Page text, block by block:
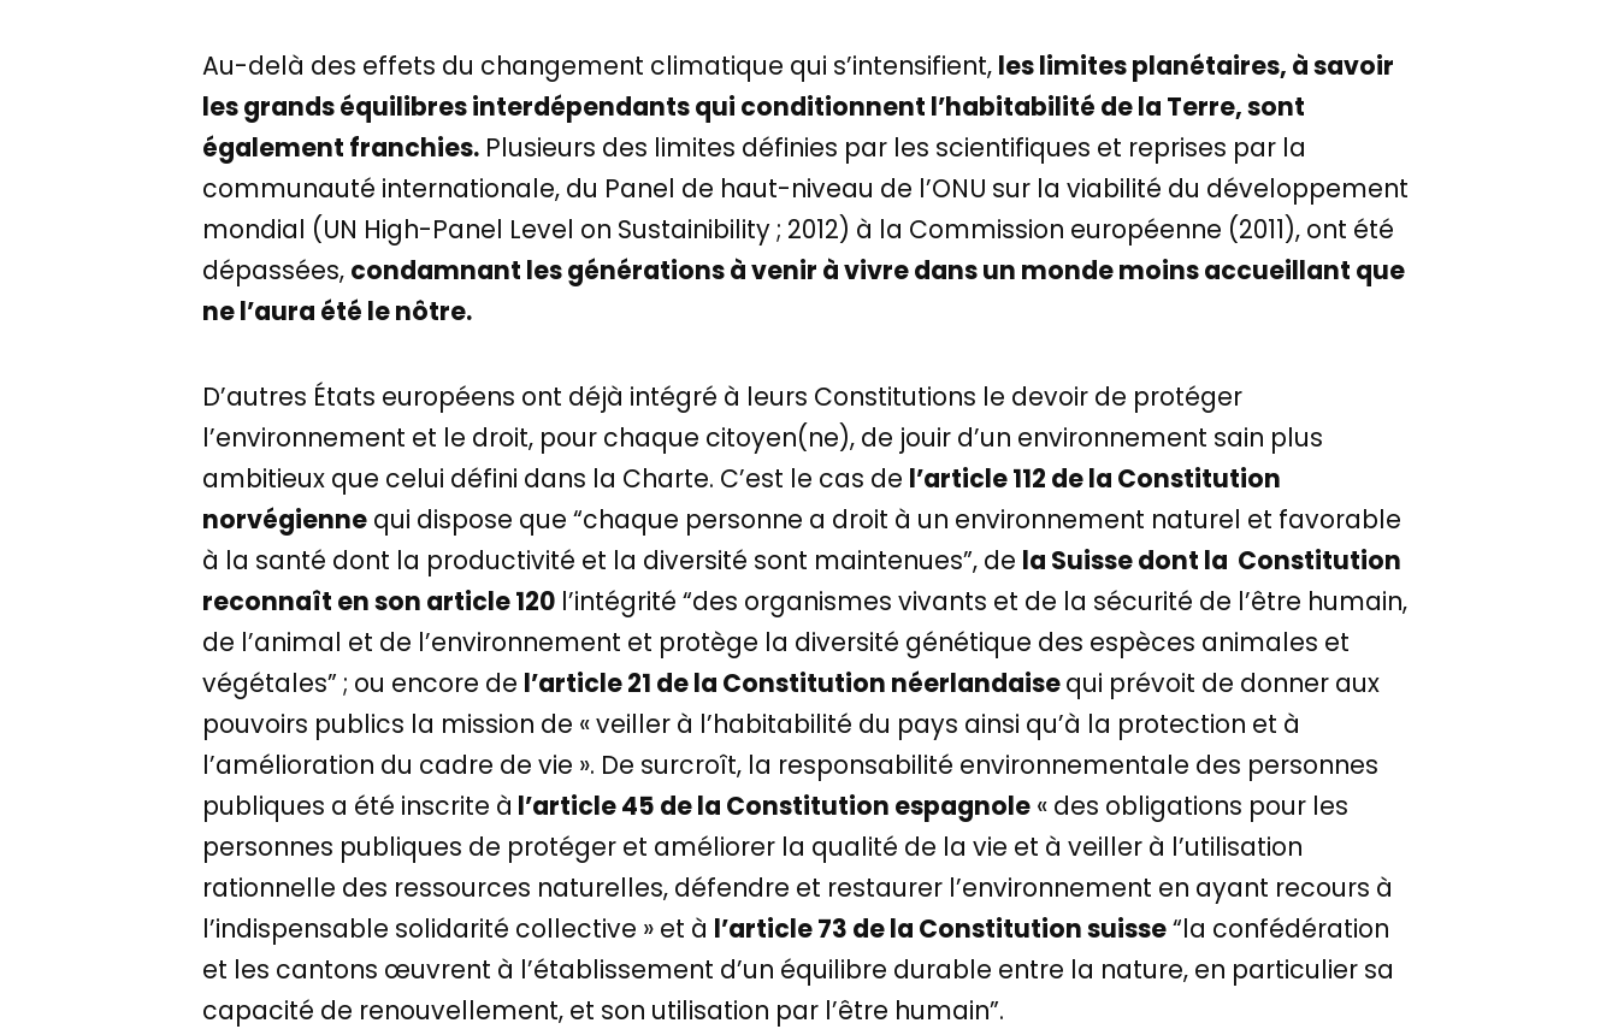
Au-delà des effets du changement climatique qui s’intensifient, les limites planétaires, à savoir
les grands équilibres interdépendants qui conditionnent l’habitabilité de la Terre, sont
également franchies. Plusieurs des limites définies par les scientifiques et reprises par la
communauté internationale, du Panel de haut-niveau de l’ONU sur la viabilité du développement
mondial (UN High-Panel Level on Sustainibility ; 2012) à la Commission européenne (2011), ont été
dépassées, condamnant les générations à venir à vivre dans un monde moins accueillant que
ne l’aura été le nôtre.
D’autres États européens ont déjà intégré à leurs Constitutions le devoir de protéger
l’environnement et le droit, pour chaque citoyen(ne), de jouir d’un environnement sain plus
ambitieux que celui défini dans la Charte. C’est le cas de l’article 112 de la Constitution
norvégienne qui dispose que “chaque personne a droit à un environnement naturel et favorable
à la santé dont la productivité et la diversité sont maintenues”, de la Suisse dont la Constitution
reconnaît en son article 120 l’intégrité “des organismes vivants et de la sécurité de l’être humain,
de l’animal et de l’environnement et protège la diversité génétique des espèces animales et
végétales” ; ou encore de l’article 21 de la Constitution néerlandaisequi prévoit de donner aux
pouvoirs publics la mission de « veiller à l’habitabilité du pays ainsi qu’à la protection et à
l’amélioration du cadre de vie ». De surcroît, la responsabilité environnementale des personnes
publiques a été inscrite à l’article 45 de la Constitution espagnole « des obligations pour les
personnes publiques de protéger et améliorer la qualité de la vie et à veiller à l’utilisation
rationnelle des ressources naturelles, défendre et restaurer l’environnement en ayant recours à
l’indispensable solidarité collective » et à l’article 73 de la Constitution suisse“la confédération
et les cantons œuvrent à l’établissement d’un équilibre durable entre la nature, en particulier sa
capacité de renouvellement, et son utilisation par l’être humain”.